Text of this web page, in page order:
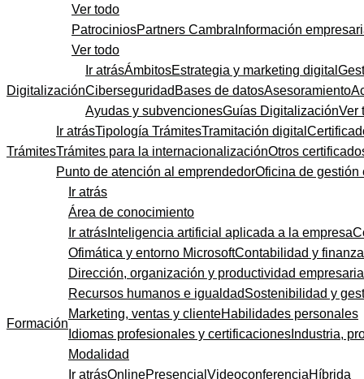
Ver todo
PatrociniosPartners Cambra Información
Ver todo
Digitalización
Ir atrásÁmbitosEstrategia y marketing digital
Ciberseguridad Bases de datosAsesoramiento
Ayudas y subvencionesGuías DigitalizaciónVer
Trámites
Ir atrásTipología TrámitesTramitación digital
Trámites para la internacionalizaciónOtros
Punto de atención al emprendedorOficina de gestión
Formación
Ir atrás
Área de conocimiento
Ir atrás Inteligencia artificial aplicada a la empresa
Ofimática y entorno MicrosoftContabilidad y
Dirección, organización y productividad
Recursos humanos e igualdadSostenibilidad y
Marketing, ventas y clienteHabilidades personales
Idiomas profesionales y certificaciones Industria,
Modalidad
Ir atrásOnlinePresencial VideoconferenciaHíbrida